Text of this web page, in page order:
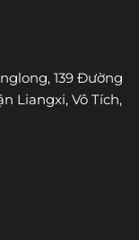
139 Đường
Liangxi, Vô Tích,